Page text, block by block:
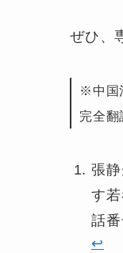
ぜひ、
※中国
完全翻
張
す
話
↩︎